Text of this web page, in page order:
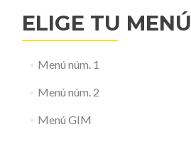
ELIGE TU MENÚ
Menú núm. 1
Menú núm. 2
Menú GIM